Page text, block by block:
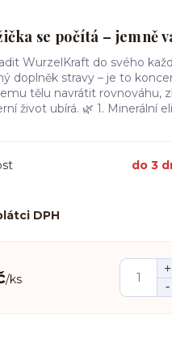
se počítá – jemně
WurzelKraft do svého
doplněk stravy – je to
tělu navrátit rovnováhu,
život ubírá. 🌿 1. Minerální
do 3
DPH
/ks